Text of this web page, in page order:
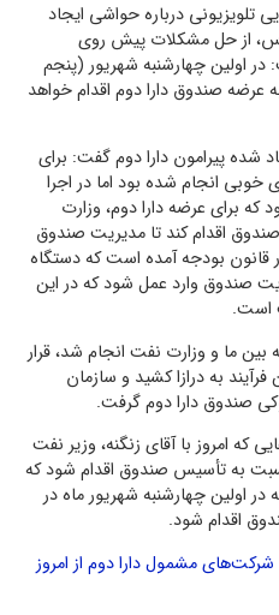
تلویزیونی درباره حواشی ایجاد
از حل مشکلات پیش روی
اولین چهارشنبه شهریور (پنجم
صندوق دارا دوم اقدام خواهد
شده پیرامون دارا دوم گفت: برای
انجام شده بود اما در اجرا
برای عرضه دارا دوم، وزارت
اقدام کند تا مدیریت صندوق
قانون بودجه آمده است که دستگاه
صندوق وارد عمل شود که در این
است.
ما و وزارت نفت انجام شد، قرار
فرآیند به درازا کشید و سازمان
صندوق دارا دوم گرفت.
که امروز با آقای زنگنه، وزیر نفت
به تأسیس صندوق اقدام شود که
اولین چهارشنبه شهریور ماه در
اقدام شود.
شرکت‌های مشمول دارا دوم از امروز